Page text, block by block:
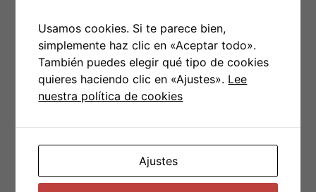
LP CICATRIZ – 4
LP CICATRIZ –
Usamos cookies. Si te parece bien,
simplemente haz clic en «Aceptar todo».
También puedes elegir qué tipo de cookies
quieres haciendo clic en «Ajustes». Lee
nuestra política de cookies
Ajustes